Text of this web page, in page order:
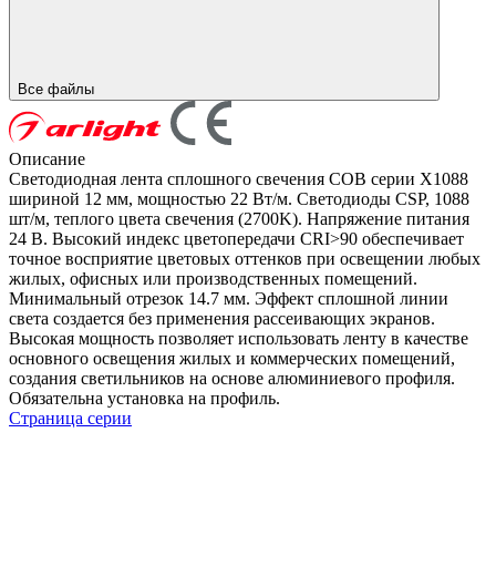
Все файлы
Описание
Светодиодная лента сплошного свечения COB серии X1088
шириной 12 мм, мощностью 22 Вт/м. Светодиоды CSP, 1088
шт/м, теплого цвета свечения (2700K). Напряжение питания
24 В. Высокий индекс цветопередачи CRI>90 обеспечивает
точное восприятие цветовых оттенков при освещении любых
жилых, офисных или производственных помещений.
Минимальный отрезок 14.7 мм. Эффект сплошной линии
света создается без применения рассеивающих экранов.
Высокая мощность позволяет использовать ленту в качестве
основного освещения жилых и коммерческих помещений,
создания светильников на основе алюминиевого профиля.
Обязательна установка на профиль.
Страница серии